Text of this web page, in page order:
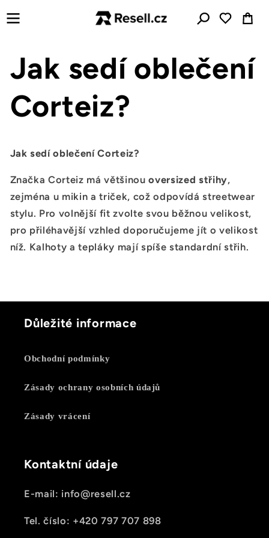
obsahu
Košík
Jak sedí oblečení
Corteiz?
Jak sedí oblečení Corteiz?
Značka Corteiz má většinouoversized střihy,
zejména u mikin a triček, což odpovídá streetwear
stylu. Pro volnější fit zvolte svou běžnou velikost,
pro přiléhavější vzhled doporučujeme jít o velikost
níž. Kalhoty a tepláky mají spíše standardní střih.
Důležité informace
Obchodní podmínky
Zásady ochrany osobních údajů
Zásady vrácení
Kontaktní údaje
E-mail: info@resell.cz
Tel. číslo: +420 797 707 898